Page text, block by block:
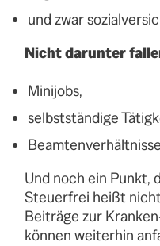
und zwar
Nicht darunter
Minijobs,
selbstständige
Und noch ein Punkt,
Steuerfrei heißt
Beiträge zur
können weiterhin